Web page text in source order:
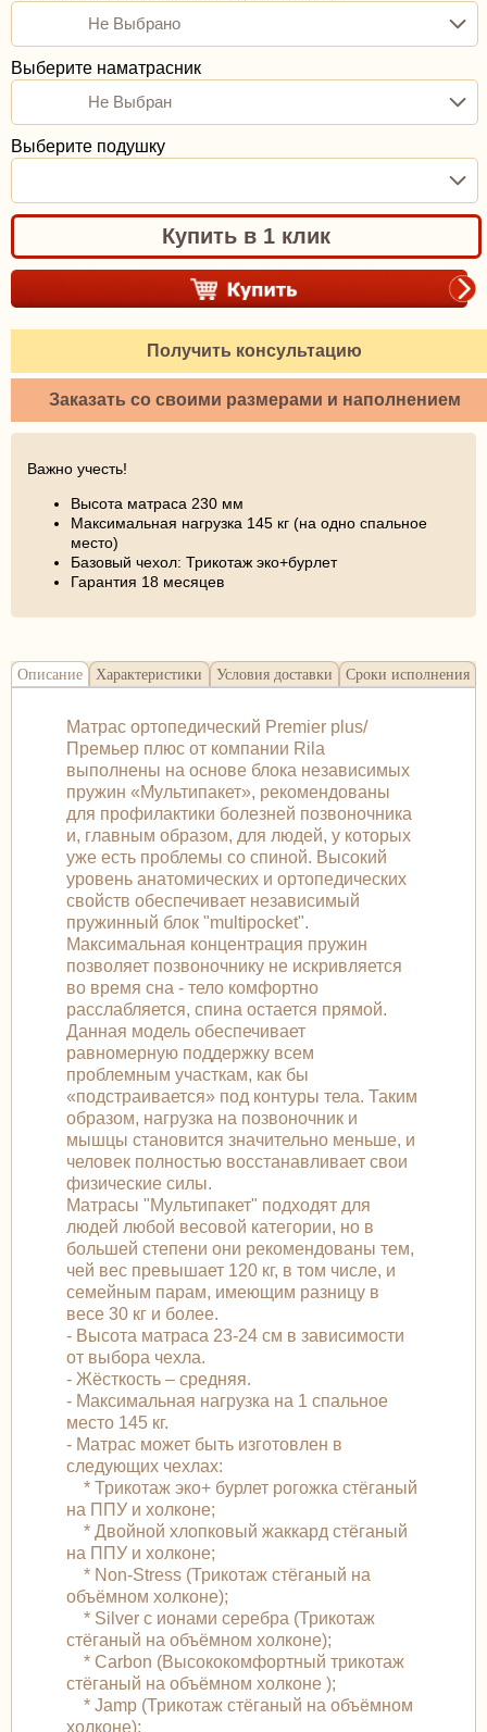
Не Выбрано
Выберите наматрасник
Не Выбран
Выберите подушку
Купить в 1 клик
Получить консультацию
Заказать со своими размерами и наполнением
Важно учесть!
Высота матраса 230 мм
Максимальная нагрузка 145 кг (на одно спальное
место)
Базовый чехол: Трикотаж эко+бурлет
Гарантия 18 месяцев
Описание Характеристики Условия доставки Сроки исполнения
Матрас ортопедический Premier plus/
Премьер плюс от компании Rila
выполнены на основе блока независимых
пружин «Мультипакет», рекомендованы
для профилактики болезней позвоночника
и, главным образом, для людей, у которых
уже есть проблемы со спиной. Высокий
уровень анатомических и ортопедических
свойств обеспечивает независимый
пружинный блок "multipocket".
Максимальная концентрация пружин
позволяет позвоночнику не искривляется
во время сна - тело комфортно
расслабляется, спина остается прямой.
Данная модель обеспечивает
равномерную поддержку всем
проблемным участкам, как бы
«подстраивается» под контуры тела. Таким
образом, нагрузка на позвоночник и
мышцы становится значительно меньше, и
человек полностью восстанавливает свои
физические силы.
Матрасы "Мультипакет" подходят для
людей любой весовой категории, но в
большей степени они рекомендованы тем,
чей вес превышает 120 кг, в том числе, и
семейным парам, имеющим разницу в
весе 30 кг и более.
- Высота матраса 23-24 см в зависимости
от выбора чехла.
- Жёсткость – средняя.
- Максимальная нагрузка на 1 спальное
место 145 кг.
- Матрас может быть изготовлен в
следующих чехлах:
* Трикотаж эко+ бурлет рогожка стёганый
на ППУ и холконе;
* Двойной хлопковый жаккард стёганый
на ППУ и холконе;
* Non-Stress (Трикотаж стёганый на
объёмном холконе);
* Silver с ионами серебра (Трикотаж
стёганый на объёмном холконе);
* Carbon (Высококомфортный трикотаж
стёганый на объёмном холконе );
* Jamp (Трикотаж стёганый на объёмном
холконе);